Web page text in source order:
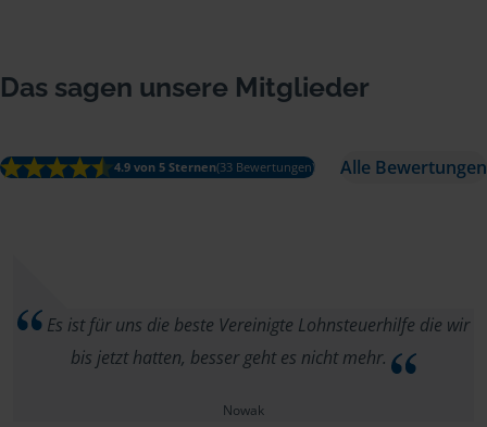
Das sagen unsere Mitglieder
4.9 von 5 Sternen(33 Bewertungen) Alle Bewertungen
Es ist für uns die beste Vereinigte Lohnsteuerhilfe die wir
bis jetzt hatten, besser geht es nicht mehr.
Nowak